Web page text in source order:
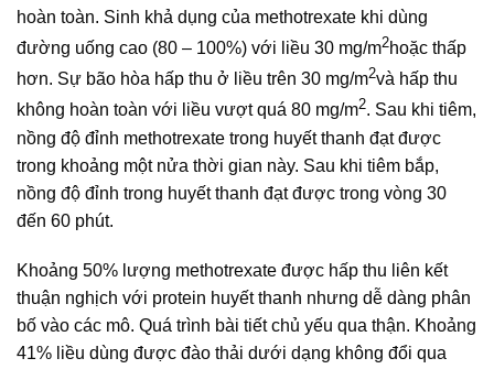
hoàn toàn. Sinh khả dụng của methotrexate khi dùng
đường uống cao (80 – 100%) với liều 30 mg/m2hoặc thấp
hơn. Sự bão hòa hấp thu ở liều trên 30 mg/m2và hấp thu
không hoàn toàn với liều vượt quá 80 mg/m2. Sau khi tiêm,
nồng độ đỉnh methotrexate trong huyết thanh đạt được
trong khoảng một nửa thời gian này. Sau khi tiêm bắp,
nồng độ đỉnh trong huyết thanh đạt được trong vòng 30
đến 60 phút.
Khoảng 50% lượng methotrexate được hấp thu liên kết
thuận nghịch với protein huyết thanh nhưng dễ dàng phân
bố vào các mô. Quá trình bài tiết chủ yếu qua thận. Khoảng
41% liều dùng được đào thải dưới dạng không đổi qua